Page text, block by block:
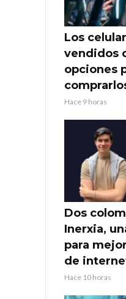
Los
vendidos
opciones
Hace 9 horas
Dos
Inerxia,
para
de
Hace 10 horas